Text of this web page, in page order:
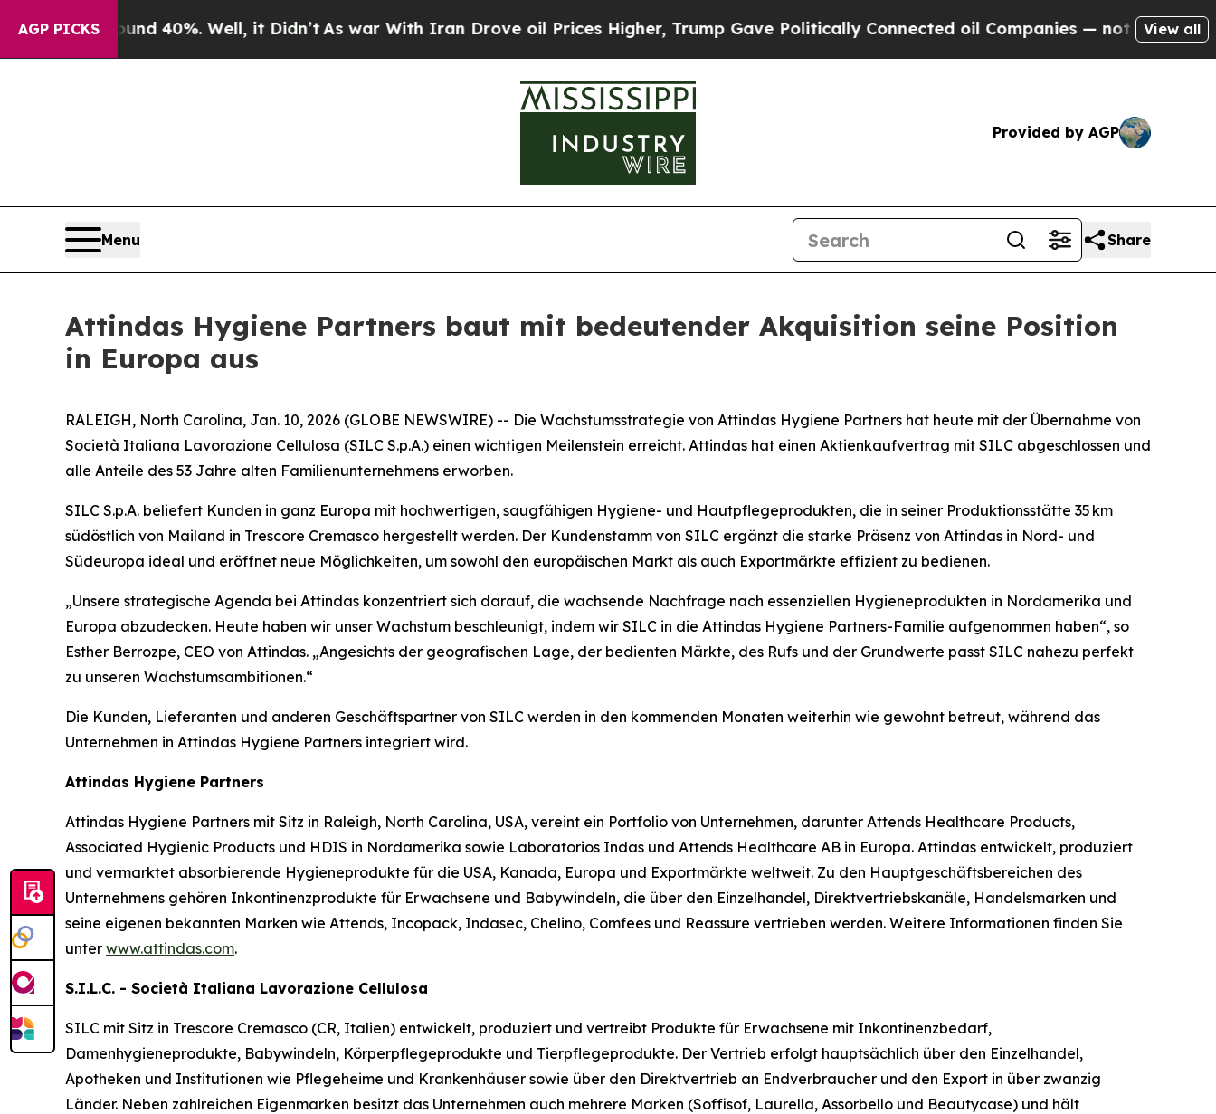
AGP PICKS
Around 40%. Well, it Didn’tAs war With Iran Drove oil Prices Higher, Trump Gave Politically Connected oil Companies — not Taxpayers —
View all
Provided by AGP
Menu Share
Attindas Hygiene Partners baut mit bedeutender Akquisition seine Position
in Europa aus
RALEIGH, North Carolina, Jan. 10, 2026 (GLOBE NEWSWIRE) -- Die Wachstumsstrategie von Attindas Hygiene Partners hat heute mit der Übernahme von
Società Italiana Lavorazione Cellulosa (SILC S.p.A.) einen wichtigen Meilenstein erreicht. Attindas hat einen Aktienkaufvertrag mit SILC abgeschlossen und
alle Anteile des 53 Jahre alten Familienunternehmens erworben.
SILC S.p.A. beliefert Kunden in ganz Europa mit hochwertigen, saugfähigen Hygiene- und Hautpflegeprodukten, die in seiner Produktionsstätte 35 km
südöstlich von Mailand in Trescore Cremasco hergestellt werden. Der Kundenstamm von SILC ergänzt die starke Präsenz von Attindas in Nord- und
Südeuropa ideal und eröffnet neue Möglichkeiten, um sowohl den europäischen Markt als auch Exportmärkte effizient zu bedienen.
„Unsere strategische Agenda bei Attindas konzentriert sich darauf, die wachsende Nachfrage nach essenziellen Hygieneprodukten in Nordamerika und
Europa abzudecken. Heute haben wir unser Wachstum beschleunigt, indem wir SILC in die Attindas Hygiene Partners-Familie aufgenommen haben“, so
Esther Berrozpe, CEO von Attindas. „Angesichts der geografischen Lage, der bedienten Märkte, des Rufs und der Grundwerte passt SILC nahezu perfekt
zu unseren Wachstumsambitionen.“
Die Kunden, Lieferanten und anderen Geschäftspartner von SILC werden in den kommenden Monaten weiterhin wie gewohnt betreut, während das
Unternehmen in Attindas Hygiene Partners integriert wird.
Attindas Hygiene Partners
Attindas Hygiene Partners mit Sitz in Raleigh, North Carolina, USA, vereint ein Portfolio von Unternehmen, darunter Attends Healthcare Products,
Associated Hygienic Products und HDIS in Nordamerika sowie Laboratorios Indas und Attends Healthcare AB in Europa. Attindas entwickelt, produziert
und vermarktet absorbierende Hygieneprodukte für die USA, Kanada, Europa und Exportmärkte weltweit. Zu den Hauptgeschäftsbereichen des
Unternehmens gehören Inkontinenzprodukte für Erwachsene und Babywindeln, die über den Einzelhandel, Direktvertriebskanäle, Handelsmarken und
seine eigenen bekannten Marken wie Attends, Incopack, Indasec, Chelino, Comfees und Reassure vertrieben werden. Weitere Informationen finden Sie
unter www.attindas.com.
S.I.L.C. - Società Italiana Lavorazione Cellulosa
SILC mit Sitz in Trescore Cremasco (CR, Italien) entwickelt, produziert und vertreibt Produkte für Erwachsene mit Inkontinenzbedarf,
Damenhygieneprodukte, Babywindeln, Körperpflegeprodukte und Tierpflegeprodukte. Der Vertrieb erfolgt hauptsächlich über den Einzelhandel,
Apotheken und Institutionen wie Pflegeheime und Krankenhäuser sowie über den Direktvertrieb an Endverbraucher und den Export in über zwanzig
Länder. Neben zahlreichen Eigenmarken besitzt das Unternehmen auch mehrere Marken (Soffisof, Laurella, Assorbello und Beautycase) und hält